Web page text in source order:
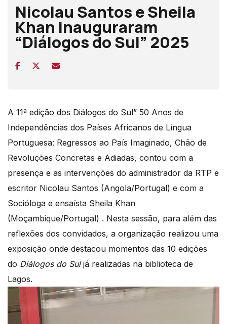
Nicolau Santos e Sheila
Khan inauguraram
“Diálogos do Sul” 2025
A 11ª edição dos Diálogos do Sul” 50 Anos de
Independências dos Países Africanos de Língua
Portuguesa: Regressos ao País Imaginado, Chão de
Revoluções Concretas e Adiadas, contou com a
presença e as intervenções do administrador da RTP e
escritor Nicolau Santos (Angola/Portugal) e com a
Socióloga e ensaísta Sheila Khan
(Moçambique/Portugal) . Nesta sessão, para além das
reflexões dos convidados, a organização realizou uma
exposição onde destacou momentos das 10 edições
do Diálogos do Suljá realizadas na biblioteca de
Lagos.
Reprodutor
de